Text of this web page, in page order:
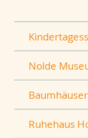
Nolde
Ruhehaus